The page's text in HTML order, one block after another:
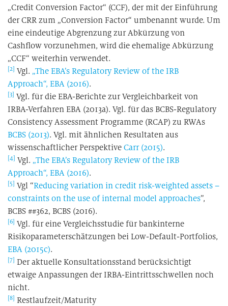
„Credit Conversion Factor“ (CCF), der mit der Einführung
der CRR zum „Conversion Factor“ umbenannt wurde. Um
eine eindeutige Abgrenzung zur Abkürzung von
Cashflow vorzunehmen, wird die ehemalige Abkürzung
„CCF“ weiterhin verwendet.
[2] Vgl. „The EBA’s Regulatory Review of the IRB
Approach“, EBA (2016).
[3] Vgl. für die EBA-Berichte zur Vergleichbarkeit von
IRBA-Verfahren EBA (2013a). Vgl. für das BCBS-Regulatory
Consistency Assessment Programme (RCAP) zu RWAs
BCBS (2013). Vgl. mit ähnlichen Resultaten aus
wissenschaftlicher Perspektive Carr (2015).
[4] Vgl. „The EBA’s Regulatory Review of the IRB
Approach“, EBA (2016).
[5] Vgl “Reducing variation in credit risk-weighted assets –
constraints on the use of internal model approaches”,
BCBS ##362, BCBS (2016).
[6] Vgl. für eine Vergleichsstudie für bankinterne
Risikoparameterschätzungen bei Low-Default-Portfolios,
EBA (2015c).
[7] Der aktuelle Konsultationsstand berücksichtigt
etwaige Anpassungen der IRBA-Eintrittsschwellen noch
nicht.
[8] Restlaufzeit/Maturity